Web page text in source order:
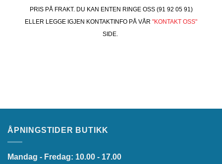
PRIS PÅ FRAKT. DU KAN ENTEN RINGE OSS (91 92 05 91)
ELLER LEGGE IGJEN KONTAKTINFO PÅ VÅR "KONTAKT OSS"
SIDE.
ÅPNINGSTIDER BUTIKK
Mandag - Fredag: 10.00 - 17.00